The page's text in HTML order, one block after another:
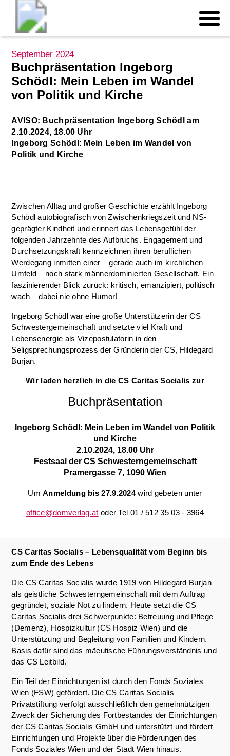
September 2024
Buchpräsentation Ingeborg
Schödl: Mein Leben im Wandel
von Politik und Kirche
AVISO: Buchpräsentation Ingeborg Schödl am
2.10.2024, 18.00 Uhr
Ingeborg Schödl: Mein Leben im Wandel von
Politik und Kirche
Zwischen Alltag und großer Geschichte erzählt Ingeborg
Schödl autobiografisch von Zwischenkriegszeit und NS-
geprägter Kindheit und erinnert das Lebensgefühl der
folgenden Jahrzehnte des Aufbruchs. Engagement und
Durchsetzungskraft kennzeichnen ihren beruflichen
Werdegang inmitten einer – gerade auch im kirchlichen
Umfeld – noch stark männerdominierten Gesellschaft. Ein
faszinierender Blick zurück: kritisch, emanzipiert, politisch
wach – dabei nie ohne Humor!
Ingeborg Schödl war eine große Unterstützerin der CS
Schwestergemeinschaft und setzte viel Kraft und
Lebensenergie als Vizepostulatorin in den
Seligsprechungsprozess der Gründerin der CS, Hildegard
Burjan.
Wir laden herzlich in die CS Caritas Socialis zur
Buchpräsentation
Ingeborg Schödl: Mein Leben im Wandel von Politik
und Kirche
2.10.2024, 18.00 Uhr
Festsaal der CS Schwesterngemeinschaft
Pramergasse 7, 1090 Wien
UmAnmeldung bis 27.9.2024wird gebeten unter
office@domverlag.at oder Tel 01 / 512 35 03 - 3964
CS Caritas Socialis – Lebensqualität vom Beginn bis
zum Ende des Lebens
Die CS Caritas Socialis wurde 1919 von Hildegard Burjan
als geistliche Schwesterngemeinschaft mit dem Auftrag
gegründet, soziale Not zu lindern. Heute setzt die CS
Caritas Socialis drei Schwerpunkte: Betreuung und Pflege
(Demenz), Hospizkultur (CS Hospiz Wien) und die
Unterstützung und Begleitung von Familien und Kindern.
Basis dafür sind das mäeutische Führungsverständnis und
das CS Leitbild.
Ein Teil der Einrichtungen ist durch den Fonds Soziales
Wien (FSW) gefördert. Die CS Caritas Socialis
Privatstiftung verfolgt ausschließlich den gemeinnützigen
Zweck der Sicherung des Fortbestandes der Einrichtungen
der CS Caritas Socialis GmbH und unterstützt und fördert
Einrichtungen und Projekte über die Förderungen des
Fonds Soziales Wien und der Stadt Wien hinaus.